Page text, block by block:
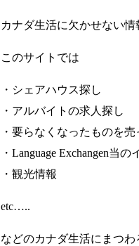
カナダ生活に欠かせない
このサイトでは
・シェアハウス探し
・アルバイトの求人探し
・要らなくなったものを
・Language Exchangen当の
・観光情報
etc…..
などのカナダ生活にまつ